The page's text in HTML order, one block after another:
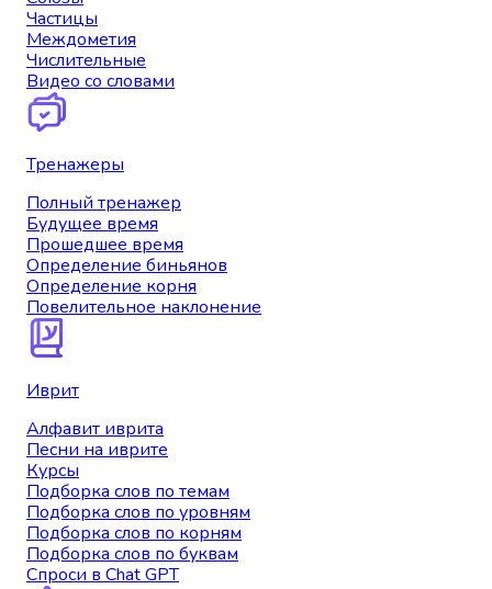
Частицы
Междометия
Числительные
Видео со словами
Тренажеры
Полный тренажер
Будущее время
Прошедшее время
Определение биньянов
Определение корня
Повелительное наклонение
Иврит
Алфавит иврита
Песни на иврите
Курсы
Подборка слов по темам
Подборка слов по уровням
Подборка слов по корням
Подборка слов по буквам
Спроси в Chat GPT